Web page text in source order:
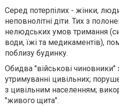
Серед потерпілих - жінки,
неповнолітні діти. Тих з
нелюдських умов тримання
води, їжі та медикаментів),
поблизу будинку.
Обидва "військові
утримуванні цивільних;
з цивільним населенням;
"живого щита".